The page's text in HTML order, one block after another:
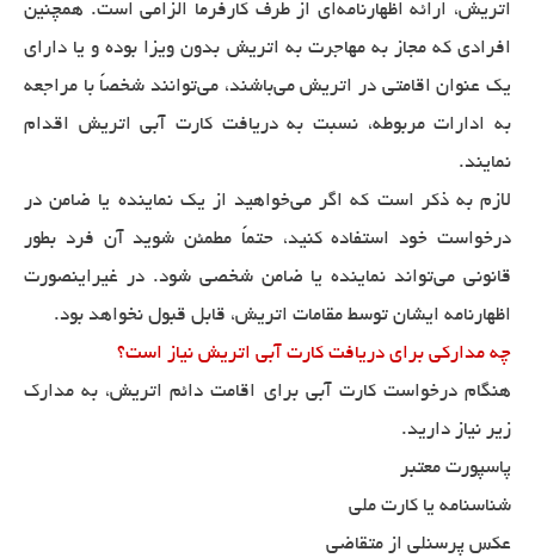
اتریش، ارائه اظهارنامه‌ای از طرف کارفرما الزامی است. همچنین
افرادی که مجاز به مهاجرت به اتریش بدون ویزا بوده و یا دارای
یک عنوان اقامتی در اتریش می‌باشند، می‌توانند شخصاً با مراجعه
به ادارات مربوطه، نسبت به دریافت کارت آبی اتریش اقدام
نمایند.
لازم به ذکر است که اگر می‌خواهید از یک نماینده یا ضامن در
درخواست خود استفاده کنید، حتماً مطمئن شوید آن فرد بطور
قانونی می‌تواند نماینده یا ضامن شخصی شود. در غیراینصورت
اظهارنامه ایشان توسط مقامات اتریش، قابل قبول نخواهد بود.
چه مدارکی برای دریافت کارت آبی اتریش نیاز است؟
هنگام درخواست کارت آبی برای اقامت دائم اتریش، به مدارک
زیر نیاز دارید.
پاسپورت معتبر
شناسنامه یا کارت ملی
عکس پرسنلی از متقاضی